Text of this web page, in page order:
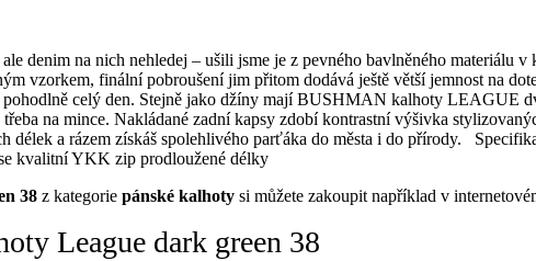
denim na nich nehledej – ušili jsme je z pevného bavlněného materiálu
vzorkem, finální pobroušení jim přitom dodává ještě větší jemnost na
pohodlně celý den. Stejně jako džíny mají BUSHMAN kalhoty LEAGUE
na mince. Nakládané zadní kapsy zdobí kontrastní výšivka
a rázem získáš spolehlivého parťáka do města i do přírody.
kvalitní YKK zip prodloužené délky
38 z kategorie pánské kalhoty si můžete zakoupit například v
League dark green 38